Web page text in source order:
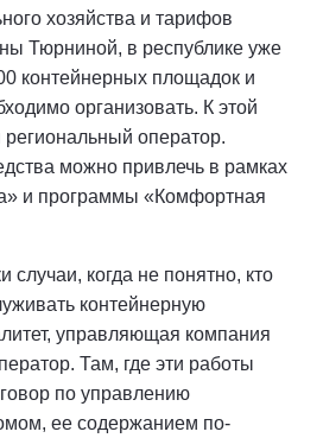
хозяйства и тарифов
Тюрниной, в республике уже
контейнерных площадок и
организовать. К этой
оператор.
можно привлечь в рамках
и программы «Комфортная
случаи, когда не понятно, кто
контейнерную
управляющая компания
Там, где эти работы
по управлению
ее содержанием по-